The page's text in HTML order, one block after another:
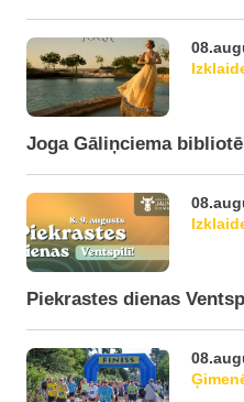
Joga Gāliņciema
Piekrastes dienas